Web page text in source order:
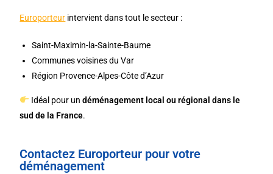
Europorteur intervient dans tout le secteur :
Saint-Maximin-la-Sainte-Baume
Communes voisines du Var
Région Provence-Alpes-Côte d’Azur
Idéal pour undéménagement local ou régional dans le
sud de la France.
Contactez Europorteur pour votre
déménagement